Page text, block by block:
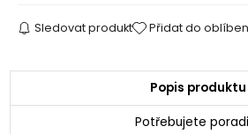
Sledovat produkt Přidat do
Popis produktu
Potřebujete